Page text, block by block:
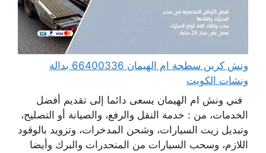
ونش كرين سطحة ام الهيمان 66400336 بدالة
ونشات الكويت
فني ونش ام الهيمان يسعى دائما إلى تقديم أفضل
الخدمات، من : خدمة النقل والرفع، والصيانة أو التصليح،
وتبديل زيت السيارات، وشحن المدخرات، وتزويد بالوقود
اللازم، وسحب السيارات من المنحدرات والبرك وأيضا